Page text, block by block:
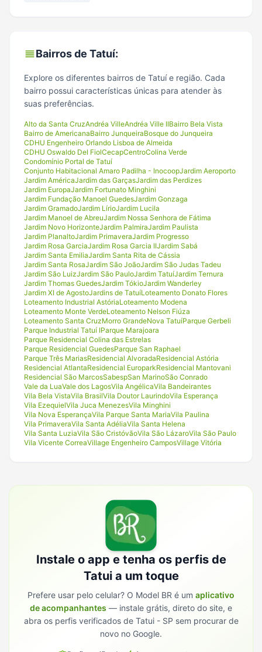
Bairros de Tatuí:
Explore os diferentes bairros de Tatuíe região. Cada
bairro possui características únicas para atender às
suas preferências.
Alto da Santa CruzAndréa VilleAndréa Ville IIBairro Bela Vista
Bairro de AmericanaBairro JunqueiraBosque do Junqueira
CDHU Engenheiro Orlando Lisboa de Almeida
CDHU Oswaldo Del FiolCecapCentroColina Verde
Condomínio Portal de Tatuí
Conjunto Habitacional Amaro Padilha - InocoopJardim Aeroporto
Jardim AméricaJardim das GarçasJardim das Perdizes
Jardim EuropaJardim Fortunato Minghini
Jardim Fundação Manoel GuedesJardim Gonzaga
Jardim GramadoJardim LírioJardim Lucila
Jardim Manoel de AbreuJardim Nossa Senhora de Fátima
Jardim Novo HorizonteJardim PalmiraJardim Paulista
Jardim PlanaltoJardim PrimaveraJardim Progresso
Jardim Rosa GarciaJardim Rosa Garcia IIJardim Sabá
Jardim Santa EmiliaJardim Santa Rita de Cássia
Jardim Santa RosaJardim São JoãoJardim São Judas Tadeu
Jardim São LuizJardim São PauloJardim TatuíJardim Ternura
Jardim Thomas GuedesJardim TókioJardim Wanderley
Jardim XI de AgostoJardins de TatuíLoteamento Donato Flores
Loteamento Industrial AstóriaLoteamento Modena
Loteamento Monte VerdeLoteamento Nelson Fiúza
Loteamento Santa CruzMorro GrandeNova TatuíParque Gerbeli
Parque Industrial Tatuí IParque Marajoara
Parque Residencial Colina das Estrelas
Parque Residencial GuedesParque San Raphael
Parque Três MariasResidencial AlvoradaResidencial Astória
Residencial AtlantaResidencial EuroparkResidencial Mantovani
Residencial São MarcosSabespSan MarinoSão Conrado
Vale da LuaVale dos LagosVila AngélicaVila Bandeirantes
Vila Bela VistaVila BrasilVila Doutor LaurindoVila Esperança
Vila EzequielVila Juca MenezesVila Minghini
Vila Nova EsperançaVila Parque Santa MariaVila Paulina
Vila PrimaveraVila Santa AdéliaVila Santa Helena
Vila Santa LuziaVila São CristóvãoVila São LázaroVila São Paulo
Vila Vicente CorreaVillage Engenheiro CamposVillage Vitória
Instale o app e tenha os perfis de
Tatuia um toque
Prefere usar pelo celular? O Model BR é um aplicativo
de acompanhantes — instale grátis, direto do site, e
abra os perfis verificados de Tatui - SP sem procurar de
novo no Google.